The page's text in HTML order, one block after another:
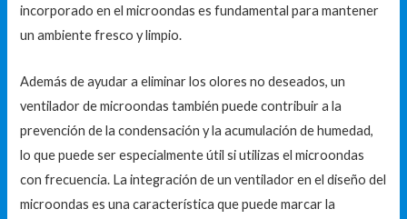
incorporado en el microondas es fundamental para mantener
un ambiente fresco y limpio.
Además de ayudar a eliminar los olores no deseados, un
ventilador de microondas también puede contribuir a la
prevención de la condensación y la acumulación de humedad,
lo que puede ser especialmente útil si utilizas el microondas
con frecuencia. La integración de un ventilador en el diseño del
microondas es una característica que puede marcar la